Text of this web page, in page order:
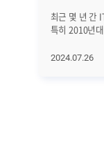
최근 몇 년 간
특히 2010년
클라우드 컴퓨
2024.07.26